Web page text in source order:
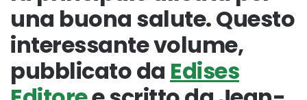
una buona salute. Questo
interessante volume,
pubblicato da Edises